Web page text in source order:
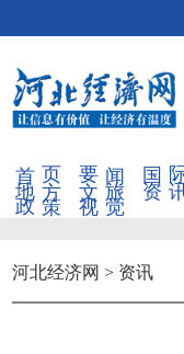
地方 文旅 资
政策 视觉
河北经济网 > 资讯